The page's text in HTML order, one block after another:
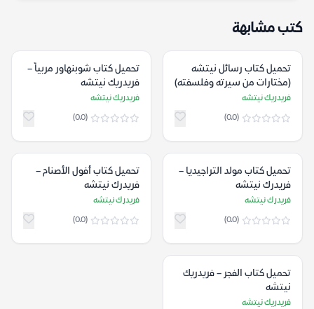
كتب مشابهة
تحميل كتاب رسائل نيتشه
(مختارات من سيرته وفلسفته)
– فريدريك نيتشه
فريدريك نيتشه
(0.0)
تحميل كتاب شوبنهاور مربياً –
فريدريك نيتشه
فريدريك نيتشه
(0.0)
تحميل كتاب مولد التراجيديا –
فريدرك نيتشه
فريدرك نيتشه
(0.0)
تحميل كتاب أفول الأصنام –
فريدرك نيتشه
فريدرك نيتشه
(0.0)
تحميل كتاب الفجر – فريدريك
نيتشه
فريدريك نيتشه